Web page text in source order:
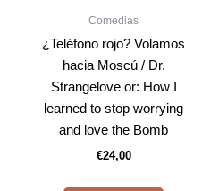
Comedias
¿Teléfono rojo? Volamos
hacia Moscú / Dr.
Strangelove or: How I
learned to stop worrying
and love the Bomb
€24,00